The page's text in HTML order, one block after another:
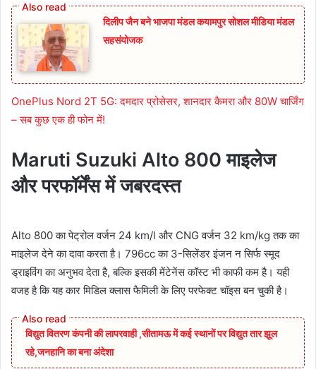
दिलीप जैन बने भाजपा मंडल कयामपुर सोशल मीडिया मंडल
सहसंयोजक
OnePlus Nord 2T 5G: दमदार प्रोसेसर, शानदार कैमरा और 80W चार्जिंग
– सब कुछ एक ही फोन में!
Maruti Suzuki Alto 800 माइलेज
और परफॉर्मेंस में जबरदस्त
Alto 800 का पेट्रोल वर्जन 24 km/l और CNG वर्जन 32 km/kg तक का
माइलेज देने का दावा करता है। 796cc का 3-सिलेंडर इंजन न सिर्फ स्मूद
ड्राइविंग का अनुभव देता है, बल्कि इसकी मेंटेनेंस कॉस्ट भी काफी कम है। यही
वजह है कि यह कार मिडिल क्लास फैमिली के लिए परफेक्ट चॉइस बन चुकी है।
विद्युत वितरण कंपनी की लापरवाही ,सीतामऊ में कई स्थानों पर विद्युत तार झूल
रहे,जनहानि का बना अंदेशा